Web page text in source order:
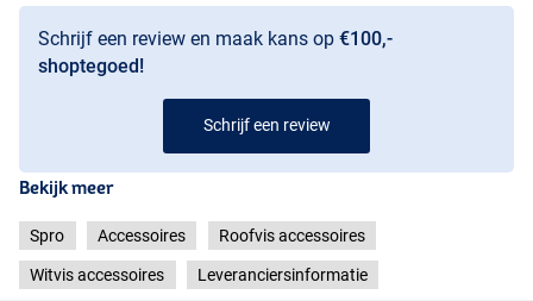
Schrijf een review en maak kans op €100,-
shoptegoed!
Schrijf een review
Bekijk meer
Spro Accessoires Roofvis accessoires
Witvis accessoires Leveranciersinformatie